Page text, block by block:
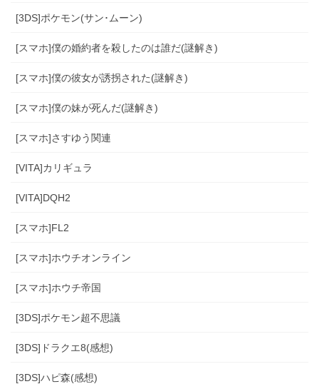
[3DS]ポケモン(サン･ムーン)
[スマホ]僕の婚約者を殺したのは誰だ(謎解き)
[スマホ]僕の彼女が誘拐された(謎解き)
[スマホ]僕の妹が死んだ(謎解き)
[スマホ]さすゆう関連
[VITA]カリギュラ
[VITA]DQH2
[スマホ]FL2
[スマホ]ホウチオンライン
[スマホ]ホウチ帝国
[3DS]ポケモン超不思議
[3DS]ドラクエ8(感想)
[3DS]ハピ森(感想)